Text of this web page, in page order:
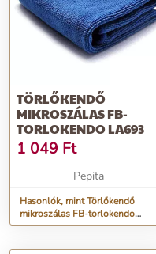
TÖRLŐKENDŐ
MIKROSZÁLAS FB-
TORLOKENDO LA693
1 049 Ft
Pepita
Hasonlók, mint Törlőkendő
mikroszálas FB-torlokendo
LA693